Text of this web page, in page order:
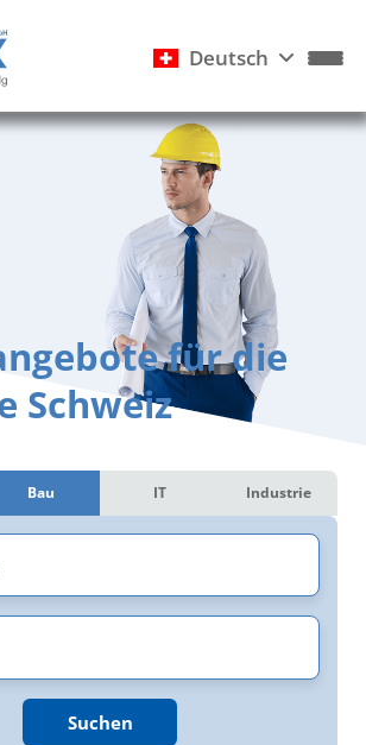
Deutsch
für die
Schweiz
Bau IT Industrie
Suchen